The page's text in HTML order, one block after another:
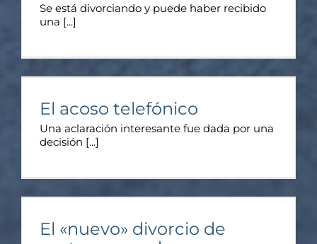
Se está divorciando y puede haber recibido
una [...]
El acoso telefónico
Una aclaración interesante fue dada por una
decisión [...]
El «nuevo» divorcio de